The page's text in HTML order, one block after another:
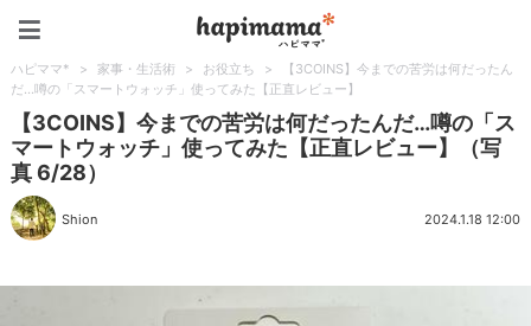
ハピママ* > 家事・生活術 > お役立ち >
【3COINS】今までの苦労は何だったん
だ…噂の「スマートウォッチ」使ってみた【正直レビュー】
【3COINS】今までの苦労は何だったんだ…噂の「ス
マートウォッチ」使ってみた【正直レビュー】（写
真 6/28）
Shion 2024.1.18 12:00